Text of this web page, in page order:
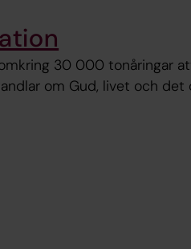
30 000 tonåringar
om Gud, livet och